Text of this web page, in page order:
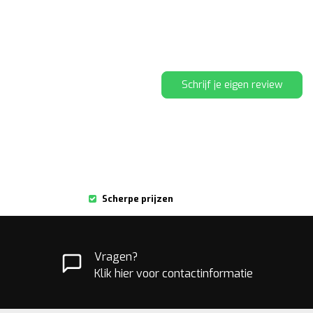
Schrijf je eigen review
Scherpe prijzen
Vragen?
Klik hier voor contactinformatie